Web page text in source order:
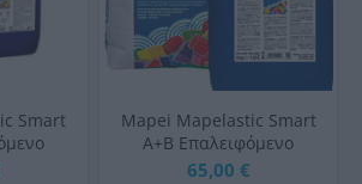
Smart
Γκρι 2
Mapei Mapelastic Smart
A+B Επαλειφόμενο
Στεγανωτικό 30kg Λευκό
65,00 €